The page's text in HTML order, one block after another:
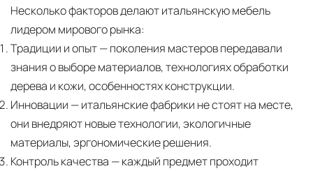
Несколько факторов делают итальянскую мебель
лидером мирового рынка:
Традиции и опыт— поколения мастеров передавали
знания о выборе материалов, технологиях обработки
дерева и кожи, особенностях конструкции.
Инновации — итальянские фабрики не стоят на месте,
они внедряют новые технологии, экологичные
материалы, эргономические решения.
Контроль качества — каждый предмет проходит